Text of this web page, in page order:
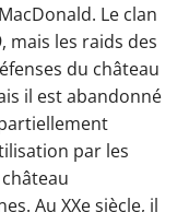
Le clan
mais les raids des
du château
il est abandonné
par les
Au XXe siècle, il